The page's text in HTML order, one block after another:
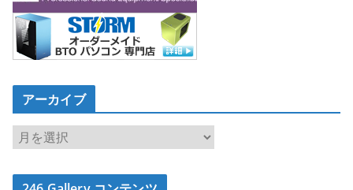
アーカイブ
ア
ー
カ